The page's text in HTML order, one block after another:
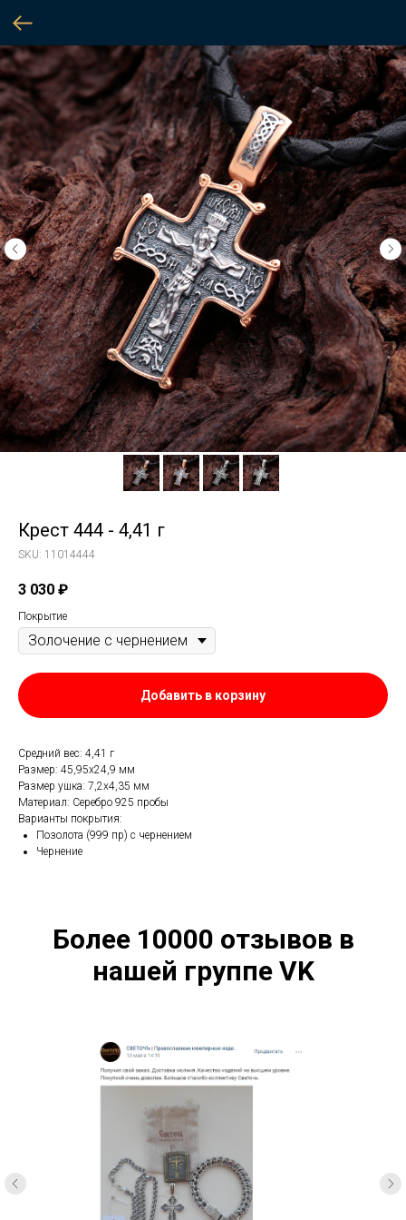
Крест 444 - 4,41 г
SKU: 11014444
3 030 ₽
Покрытие
Добавить в корзину
Средний вес: 4,41 г
Размер: 45,95х24,9 мм
Размер ушка: 7,2х4,35 мм
Материал: Серебро 925 пробы
Варианты покрытия:
Позолота (999 пр) с чернением
Чернение
Более 10000 отзывов в
нашей группе VK